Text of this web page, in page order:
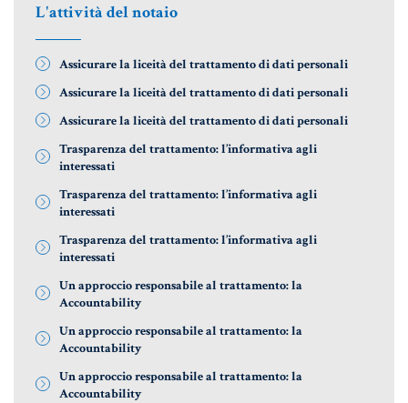
L'attività del notaio
Assicurare la liceità del trattamento di dati personali
Assicurare la liceità del trattamento di dati personali
Assicurare la liceità del trattamento di dati personali
Trasparenza del trattamento: l’informativa agli
interessati
Trasparenza del trattamento: l’informativa agli
interessati
Trasparenza del trattamento: l’informativa agli
interessati
Un approccio responsabile al trattamento: la
Accountability
Un approccio responsabile al trattamento: la
Accountability
Un approccio responsabile al trattamento: la
Accountability